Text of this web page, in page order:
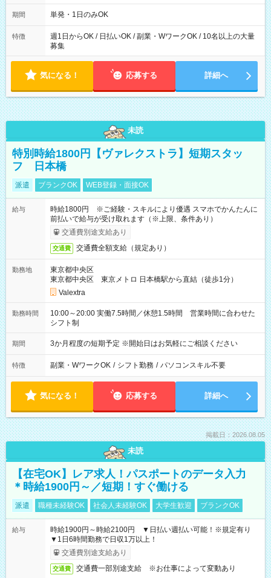
～21：00
期間 単発・1日のみOK
特徴
週1日からOK / 日払いOK / 副業・WワークOK / 10名以上の大量
募集
気になる！ 応募する 詳細へ
未読
特別時給1800円【ヴァレクストラ】短期スタッ
フ 日本橋
派遣 ブランクOK WEB登録・面接OK
給与
時給1800円 ※ご経験・スキルにより優遇 スマホでかんたんに
前払いで給与が受け取れます（※上限、条件あり）
交通費別途支給あり
交通費 交通費全額支給（規定あり）
勤務地
東京都中央区
東京都中央区 東京メトロ 日本橋駅から直結（徒歩1分）
Valextra
勤務時間
10:00～20:00 実働7.5時間／休憩1.5時間 営業時間に合わせた
シフト制
期間 3か月程度の短期予定 ※開始日はお気軽にご相談ください
特徴 副業・WワークOK / シフト勤務 / パソコンスキル不要
気になる！ 応募する 詳細へ
掲載日：2026.08.05
未読
【在宅OK】レア求人！パスポートのデータ入力
＊時給1900円～／短期！すぐ働ける
派遣 職種未経験OK 社会人未経験OK 大学生歓迎 ブランクOK
給与
時給1900円～時給2100円 ▼日払い週払い可能！※規定有り
▼1日6時間勤務で日収1万以上！
交通費別途支給あり
交通費 交通費一部別途支給 ※お仕事によって変動あり